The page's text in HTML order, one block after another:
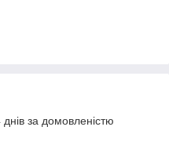
за домовленістю